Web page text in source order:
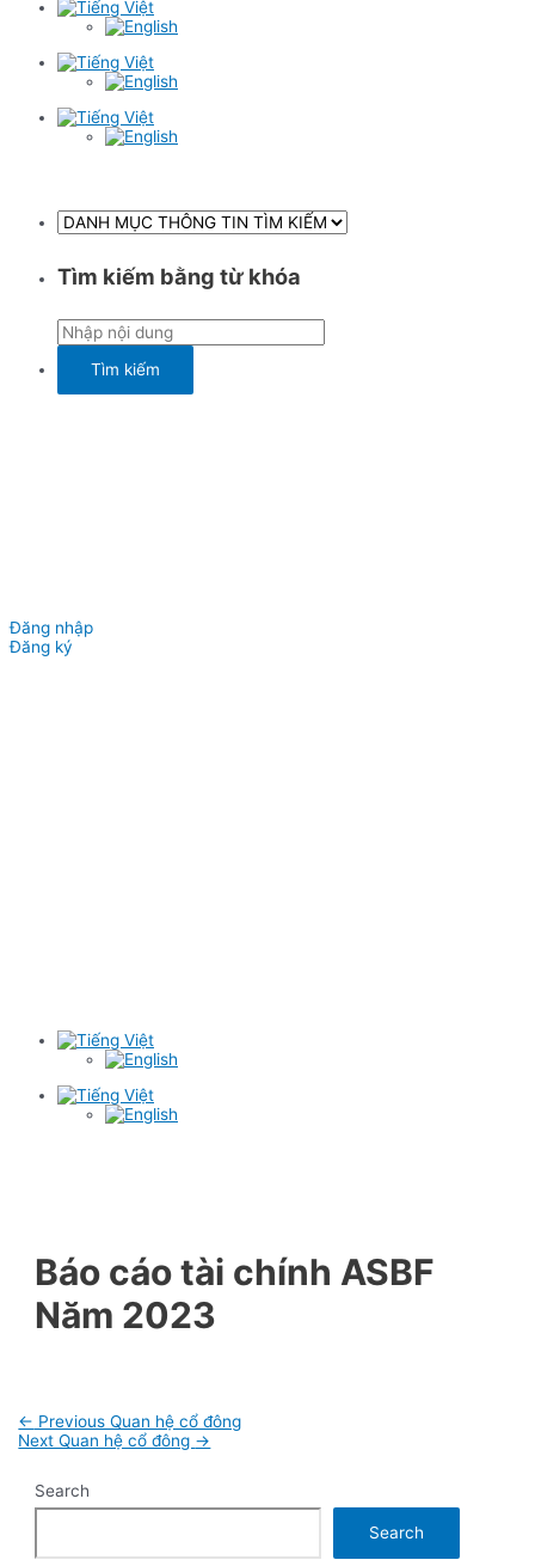
Tìm kiếm bằng từ khóa
Đăng nhập
Đăng ký
Báo cáo tài chính ASBF
Năm 2023
Post
navigation
← Previous Quan hệ cổ đông
Next Quan hệ cổ đông →
Search
Search